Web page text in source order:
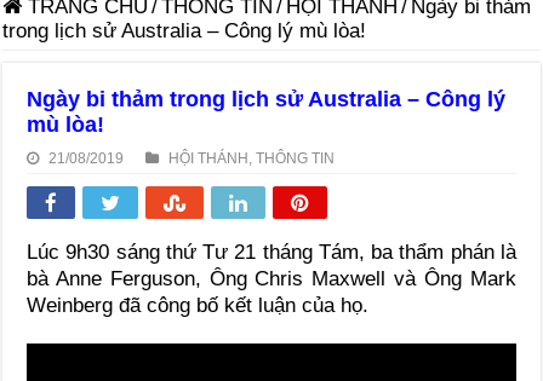
TRANG CHỦ /THÔNG TIN / HỘI THÁNH / Ngày bi thảm
trong lịch sử Australia – Công lý mù lòa!
Ngày bi thảm trong lịch sử Australia – Công lý
mù lòa!
21/08/2019 HỘI THÁNH ,THÔNG TIN
Lúc 9h30 sáng thứ Tư 21 tháng Tám, ba thẩm phán là
bà Anne Ferguson, Ông Chris Maxwell và Ông Mark
Weinberg đã công bố kết luận của họ.